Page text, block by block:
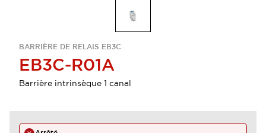
BARRIÈRE DE RELAIS EB3C
EB3C-R01A
Barrière intrinsèque 1 canal